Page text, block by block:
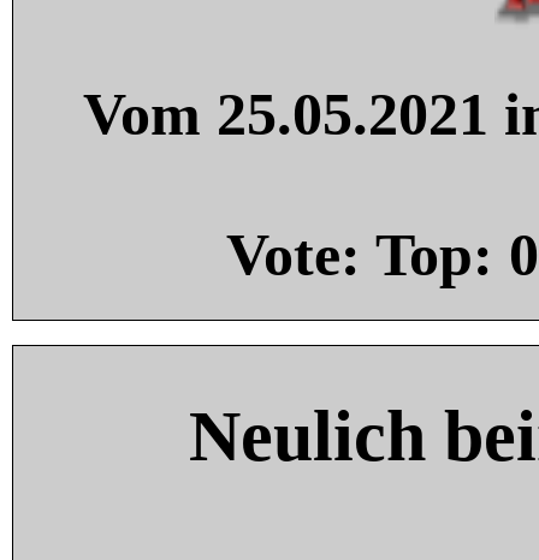
Vom 25.05.2021
Vote: Top: 0
Neulich